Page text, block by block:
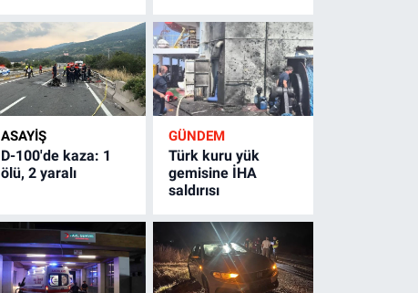
ASAYİŞ
D-100'de kaza: 1
ölü, 2 yaralı
GÜNDEM
Türk kuru yük
gemisine İHA
saldırısı